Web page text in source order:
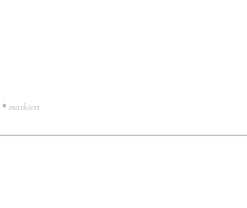
* markiert